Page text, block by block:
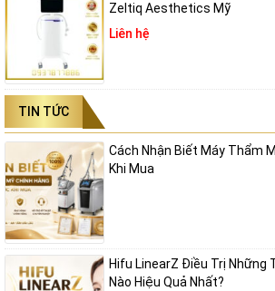
Zeltiq Aesthetics Mỹ
Liên hệ
TIN TỨC
Cách Nhận Biết Máy Thẩm
Khi Mua
Hifu LinearZ Điều Trị Những
Nào Hiệu Quả Nhất?